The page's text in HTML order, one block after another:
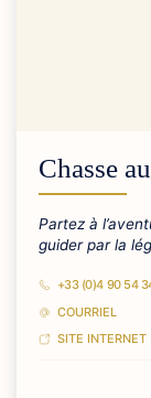
Chasse
Partez à
guider par la
+33 (0)4 90 54
COURRIEL
SITE INTERNET